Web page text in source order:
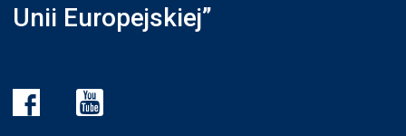
Unii Europejskiej”